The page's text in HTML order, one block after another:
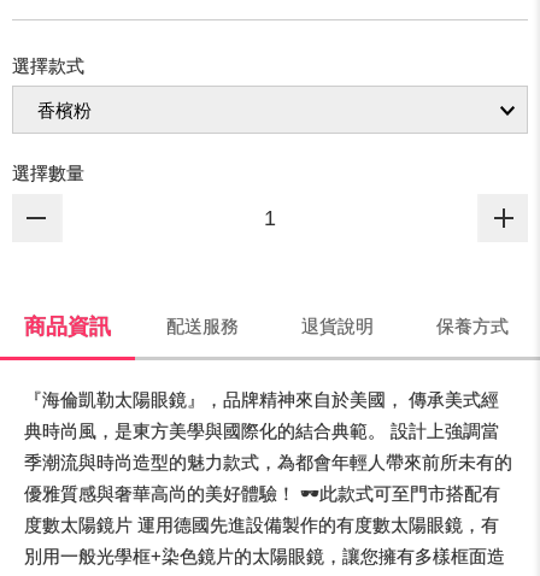
選擇款式
選擇數量
商品資訊 配送服務 退貨說明 保養方式
『海倫凱勒太陽眼鏡』，品牌精神來自於美國， 傳承美式經
典時尚風，是東方美學與國際化的結合典範。 設計上強調當
季潮流與時尚造型的魅力款式，為都會年輕人帶來前所未有的
優雅質感與奢華高尚的美好體驗！ 🕶️此款式可至門市搭配有
度數太陽鏡片 運用德國先進設備製作的有度數太陽眼鏡，有
別用一般光學框+染色鏡片的太陽眼鏡，讓您擁有多樣框面造